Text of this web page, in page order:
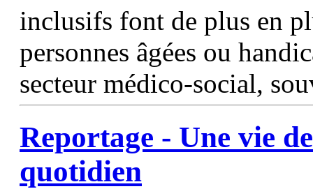
inclusifs font de plus en
personnes âgées ou
secteur médico-social,
Reportage - Une vie
quotidien